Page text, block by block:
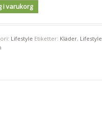
i varukorg
Lifestyle Etiketter: Kläder, Lifestyle